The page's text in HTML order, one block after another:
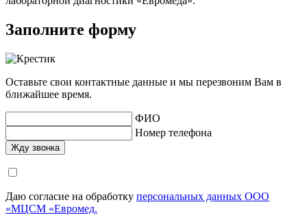
Заполните форму
Оставьте свои контактные данные и мы перезвоним Вам в
ближайшее время.
ФИО
Номер телефона
Даю согласие на обработку персональных данных ООО
«МЦСМ «Евромед.